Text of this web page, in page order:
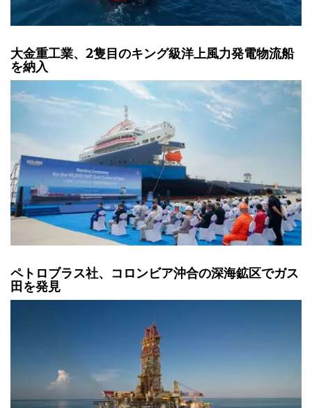
大金重工業、2隻目のキング級洋上風力発電物流船
を納入
ペトロブラス社、コロンビア沖合の深海鉱区でガス
田を発見